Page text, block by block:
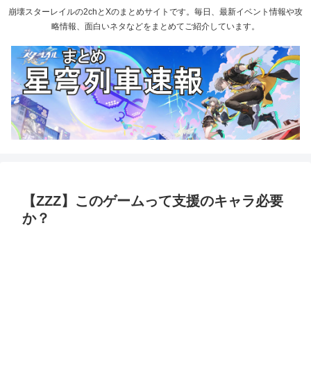
崩壊スターレイルの2chとXのまとめサイトです。毎日、最新イベント情報や攻
略情報、面白いネタなどをまとめてご紹介しています。
【ZZZ】このゲームって支援のキャラ必要
か？